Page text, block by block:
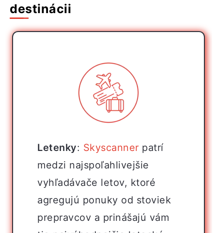
destinácii
Letenky: Skyscanner patrí
medzi najspoľahlivejšie
vyhľadávače letov, ktoré
agregujú ponuky od stoviek
prepravcov a prinášajú vám